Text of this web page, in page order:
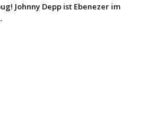
Johnny Depp ist Ebenezer im